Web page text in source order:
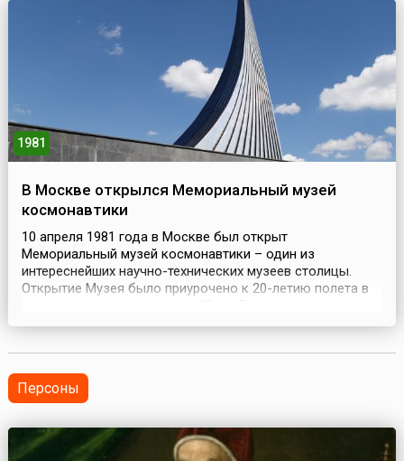
обвинял вдову президента США Джона Кеннеди в том,
1981
В Москве открылся Мемориальный музей
космонавтики
10 апреля 1981 года в Москве был открыт
Мемориальный музей космонавтики – один из
интереснейших научно-технических музеев столицы.
Открытие Музея было приурочено к 20-летию полета в
расположился он в основании уникального памятника –
создания музея принадлежал Главному конструктору
ракетно-космических с...
Персоны